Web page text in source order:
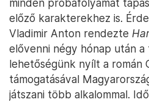
minden próbafolyamat
előző karakterekhez is.
Vladimir Anton rendezte
elővenni négy hónap után
lehetőségünk nyílt a román
támogatásával
játszani több alkalommal.